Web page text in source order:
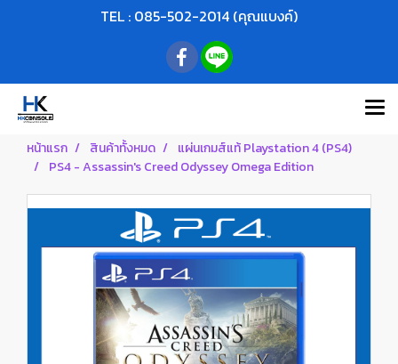
TEL : 085-502-2014 (คุณแบงค์)
หน้าแรก สินค้าทั้งหมด
แผ่นเกมส์แท้ Playstation 4 (PS4)
PS4 - Assassin's Creed Odyssey Omega Edition